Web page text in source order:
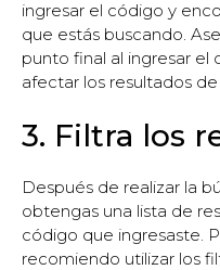
ingresar el código y
que estás buscando.
punto final al ingresar el
afectar los resultados de
3. Filtra los
Después de realizar la
obtengas una lista de
código que ingresaste.
recomiendo utilizar los